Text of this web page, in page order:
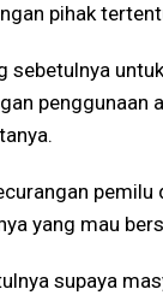
pihak
sebetulnya
penggunaan
yang mau
supaya